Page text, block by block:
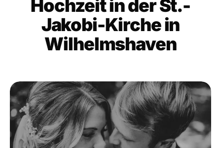
Hochzeit in der St.-
Jakobi-Kirche in
Wilhelmshaven